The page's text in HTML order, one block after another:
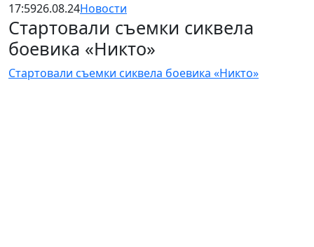
17:5926.08.24Новости
Стартовали съемки сиквела
боевика «Никто»
Стартовали съемки сиквела боевика «Никто»